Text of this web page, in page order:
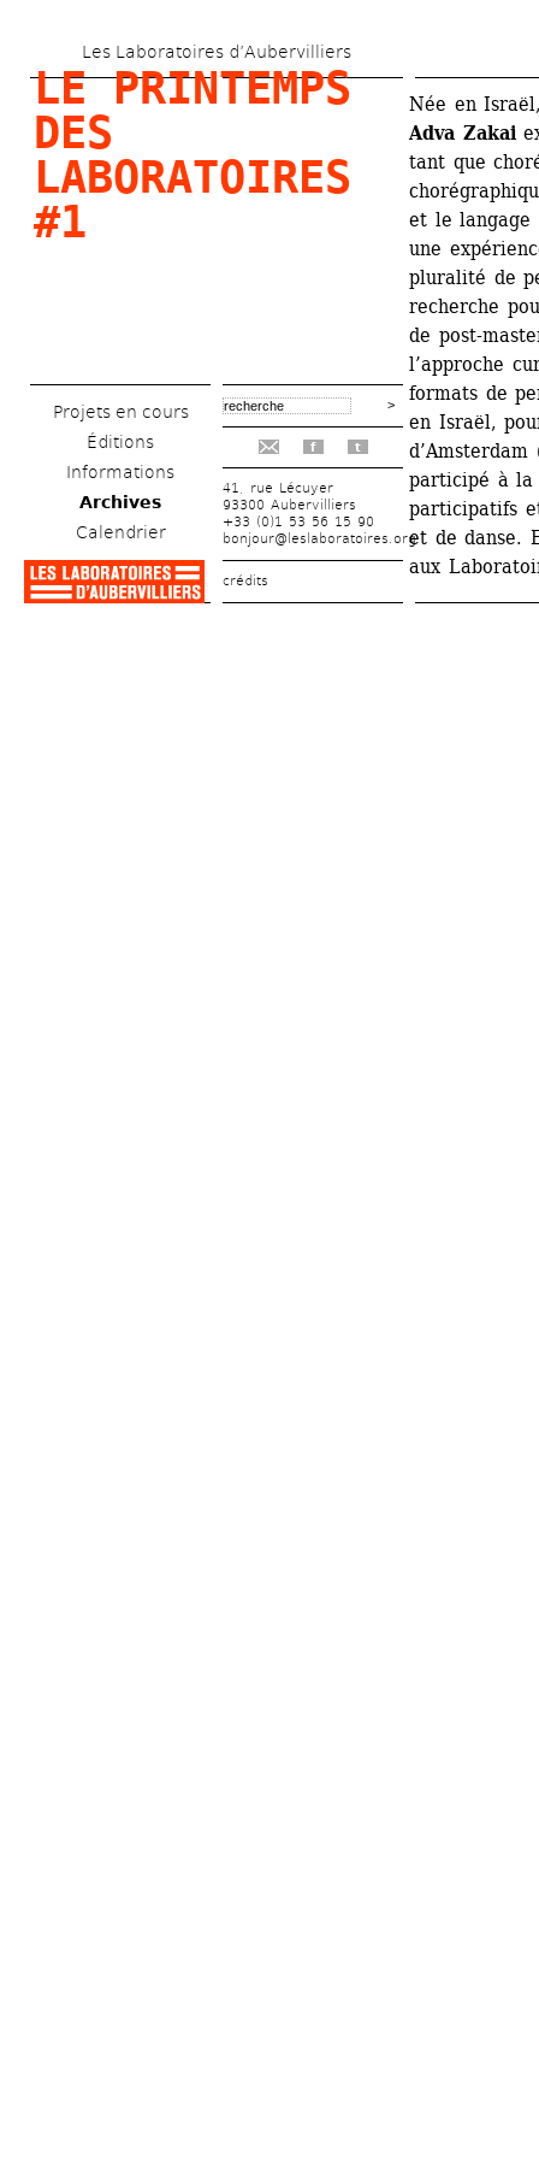
au
contenu
Les Laboratoires d’Aubervilliers
LE PRINTEMPS
DES
LABORATOIRES
#1
Projets en cours
Éditions
Informations
Archives
Calendrier
f t
41, rue Lécuyer
93300 Aubervilliers
+33 (0)1 53 56 15 90
bonjour@leslaboratoires.org
crédits
Née en
Adva Zakai
tant que
et le langage
une
pluralité de
recherche
de post-
l’approche
formats de
en Israël,
participé à la
participatifs
et de danse.
aux